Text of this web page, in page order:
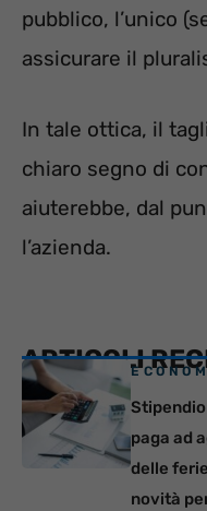
pubblico, l’unico
assicurare il
In tale ottica, il
chiaro segno di
aiuterebbe, dal
l’azienda.
ARTICOLI
paga ad
delle
novità